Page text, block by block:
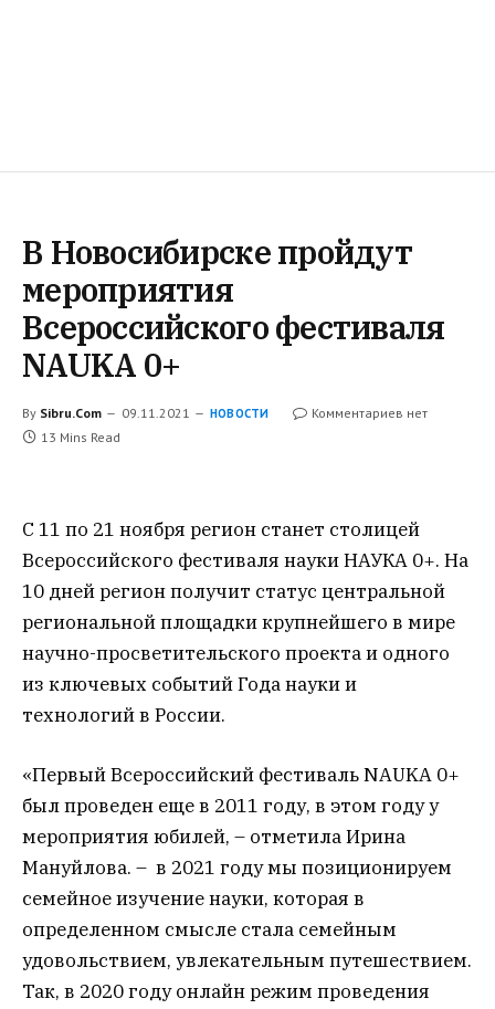
В Новосибирске пройдут
мероприятия
Всероссийского фестиваля
NAUKA 0+
By Sibru.Com 09.11.2021 НОВОСТИ
Комментариев нет
13 Mins Read
С 11 по 21 ноября регион станет столицей
Всероссийского фестиваля науки НАУКА 0+. На
10 дней регион получит статус центральной
региональной площадки крупнейшего в мире
научно-просветительского проекта и одного
из ключевых событий Года науки и
технологий в России.
«Первый Всероссийский фестиваль NAUKA 0+
был проведен еще в 2011 году, в этом году у
мероприятия юбилей, – отметила Ирина
Мануйлова. – в 2021 году мы позиционируем
семейное изучение науки, которая в
определенном смысле стала семейным
удовольствием, увлекательным путешествием.
Так, в 2020 году онлайн режим проведения